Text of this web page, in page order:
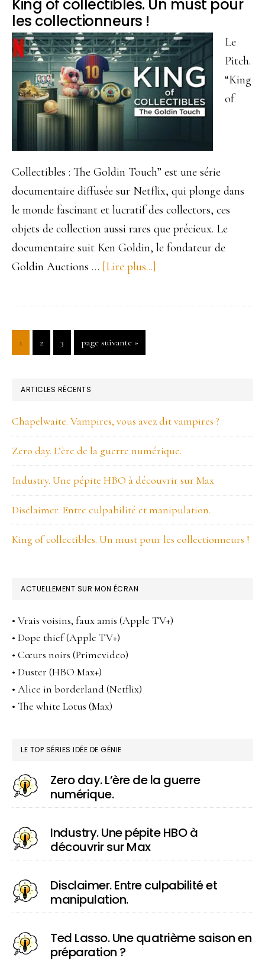
et
King of collectibles. Un must pour
les collectionneurs !
Le
Pitch.
“King
of
Collectibles : The Goldin Touch” est une série
documentaire diffusée sur Netflix, qui plonge dans
le monde fascinant et lucratif des collectors, ces
objets de collection aussi rares que précieux. Le
documentaire suit Ken Goldin, le fondateur de
Goldin Auctions … [Lire plus...]
of
collectionneurs
!
Page
1 Page
2 Page
3
Aller
à
page suivante »
BARRE
LATÉRALE
PRINCIPALE
ARTICLES RÉCENTS
Chapelwaite. Vampires, vous avez dit vampires ?
Zero day. L’ère de la guerre numérique.
Industry. Une pépite HBO à découvrir sur Max
Disclaimer. Entre culpabilité et manipulation.
King of collectibles. Un must pour les collectionneurs !
ACTUELLEMENT SUR MON ÉCRAN
• Vrais voisins, faux amis (Apple TV+)
• Dope thief (Apple TV+)
• Cœurs noirs (Primevideo)
• Duster (HBO Max+)
• Alice in borderland (Netflix)
• The white Lotus (Max)
LE TOP SÉRIES IDÉE DE GÉNIE
Zero day. L’ère de la guerre
numérique.
Industry. Une pépite HBO à
découvrir sur Max
Disclaimer. Entre culpabilité et
manipulation.
Ted Lasso. Une quatrième saison en
préparation ?